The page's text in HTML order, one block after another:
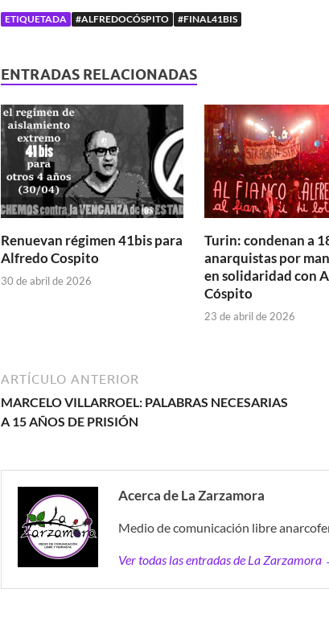
ETIQUETADA #ALFREDOCÓSPITO #FINAL41BIS
ENTRADAS RELACIONADAS
Renuevan régimen 41bis para
Alfredo Cospito
30 de abril de 2026
Turin: condenan a
anarquistas por
en solidaridad con
Cóspito
23 de abril de 2026
ARTÍCULO ANTERIOR
MARCELO VILLARROEL: PALABRAS NECESARIAS
A 15 AÑOS DE PRISIÓN
Acerca de La Zarzamora
Medio de comunicación libre
Ver todas las entradas de La Zarzamora